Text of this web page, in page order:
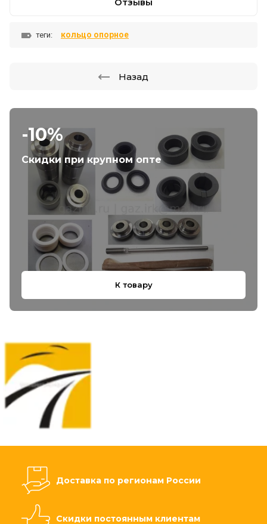
-10%
Скидки при крупном опте
К товару
теги: кольцо опорное
Назад
Доставка по регионам России
Скидки постоянным клиентам